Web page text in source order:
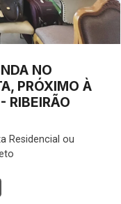
NO
PRÓXIMO À
RIBEIRÃO
Residencial ou